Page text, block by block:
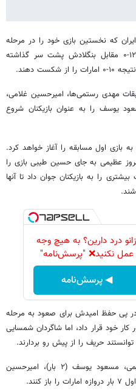
که نخستین بازی خود را در مرحله
مقدماتی جام ملت‌های آسیا با پیروزی ۱۲-۰ مقابل بنگلادش پشت سر گذاشته
دهند.
مهدی رستمی‌ها، امیرحسین غلامی،
یوسف را به عنوان بازیکنان شروع
بازی اول مسابقه را آغاز خواهد کرد.
عظیمی به جای حسین طیبی بازی را
را به بازیکنان جوان داد تا آنها
زانو درد دارین؟ به هیچ وجه
عمل نکنید❌ "پرسش‌نامه"
◀ پرسش‌نامه
در پی حفظ امیدش برای صعود به مرحله
خود قرار داد، اما شاگردان شمسایی
حریف را از پیش رو بردارند.
بهروز عظیمی، حسین طیبی، مهدی کریمی، مسعود یوسف (۲ بار)، امیرحسین